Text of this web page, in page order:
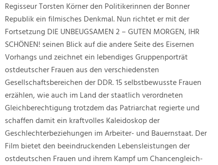
Regisseur Torsten Körner den Politikerinnen der Bonner
Republik ein filmisches Denkmal. Nun richtet er mit der
Fortsetzung DIE UNBEUGSAMEN 2 – GUTEN MORGEN, IHR
SCHÖNEN! seinen Blick auf die andere Seite des Eisernen
Vorhangs und zeichnet ein lebendiges Gruppenporträt
ostdeutscher Frauen aus den verschiedensten
Gesellschaftsbereichen der DDR. 15 selbstbewusste Frauen
erzählen, wie auch im Land der staatlich verordneten
Gleichberechtigung trotzdem das Patriarchat regierte und
schaffen damit ein kraftvolles Kaleidoskop der
Geschlechterbeziehungen im Arbeiter- und Bauernstaat. Der
Film bietet den beeindruckenden Lebensleistungen der
ostdeutschen Frauen und ihrem Kampf um Chancengleich-